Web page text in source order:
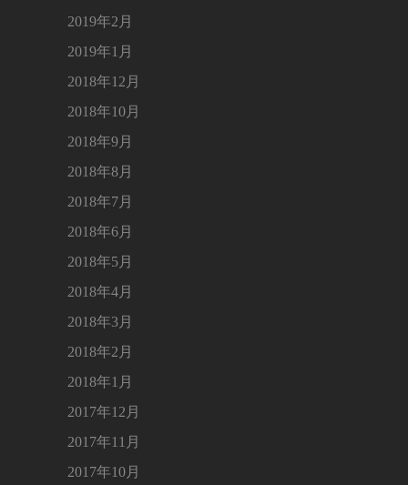
2019年2月
2019年1月
2018年12月
2018年10月
2018年9月
2018年8月
2018年7月
2018年6月
2018年5月
2018年4月
2018年3月
2018年2月
2018年1月
2017年12月
2017年11月
2017年10月